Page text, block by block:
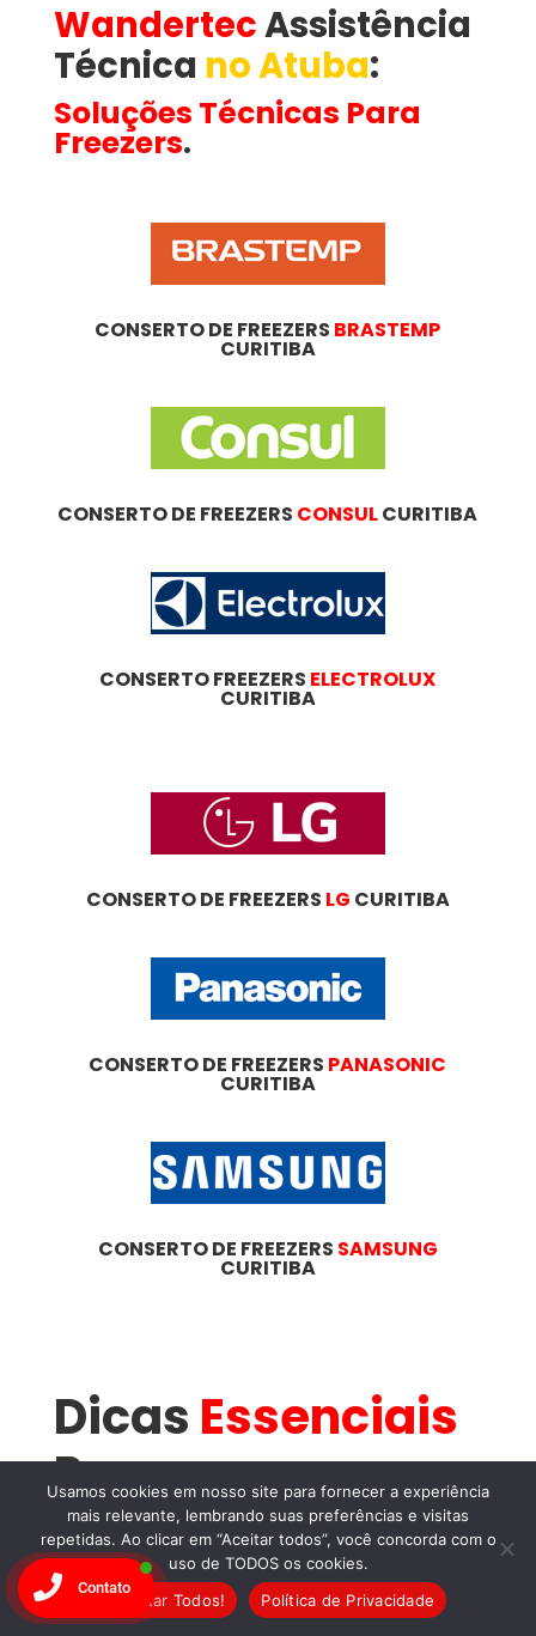
WandertecAssistência
Técnica no Atuba​:
Soluções Técnicas Para
Freezers.
CONSERTO DE FREEZERS BRASTEMP
CURITIBA
CONSERTO DE FREEZERS CONSULCURITIBA
CONSERTO FREEZERS ELECTROLUX
CURITIBA
CONSERTO DE FREEZERS LG CURITIBA
CONSERTO DE FREEZERS PANASONIC
CURITIBA
CONSERTO DE FREEZERS SAMSUNG
CURITIBA
Dicas Essenciais
Para
Manutenção de
Freezersno
Usamos cookies em nosso site para fornecer a experiência
mais relevante, lembrando suas preferências e visitas
repetidas. Ao clicar em “Aceitar todos”, você concorda com o
uso de TODOS os cookies.
Aceitar Todos!
Política de Privacidade
Contato